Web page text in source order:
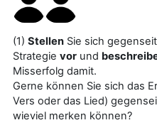
(1) Stellen Sie sich
Strategie vor und
Misserfolg damit.
Gerne können Sie sich das
Vers oder das Lied)
wieviel merken können?